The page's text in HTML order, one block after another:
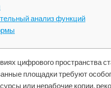
анализ функций
цифрового пространства
площадки требуют
или нерабочие копии,